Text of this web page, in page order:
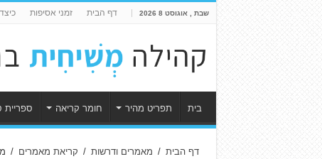
שבת , אוגוסט 8 2026 דף הבית זמני אסיפות
בית תפריט מהיר חומר קריאה ספריית
דף הבית / מאמרים ודרשות / קריאת מאמרים /